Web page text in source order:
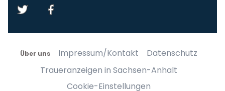
Über uns Impressum/Kontakt
Datenschutz
Traueranzeigen in Sachsen-Anhalt
Cookie-Einstellungen